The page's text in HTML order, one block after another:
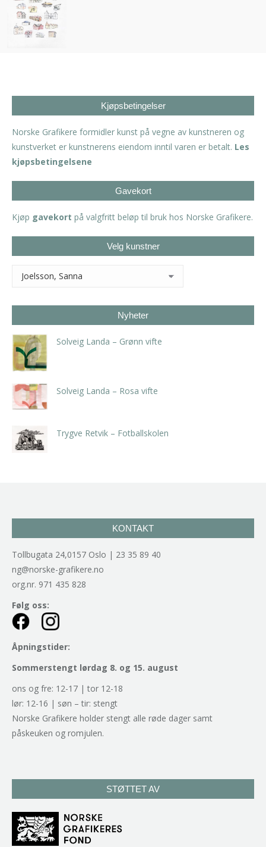
Kjøpsbetingelser
Norske Grafikere formidler kunst på vegne av kunstneren og
kunstverket er kunstnerens eiendom inntil varen er betalt. Les
kjøpsbetingelsene
Gavekort
Kjøp gavekort på valgfritt beløp til bruk hos Norske Grafikere.
Velg kunstner
Nyheter
Solveig Landa – Grønn vifte
Solveig Landa – Rosa vifte
Trygve Retvik – Fotballskolen
KONTAKT
Tollbugata 24,0157 Oslo | 23 35 89 40
ng@norske-grafikere.no
org.nr. 971 435 828
Følg oss:
Åpningstider:
Sommerstengt lørdag 8. og 15. august
ons og fre: 12-17 | tor 12-18
lør: 12-16 | søn – tir: stengt
Norske Grafikere holder stengt alle røde dager samt
påskeuken og romjulen.
STØTTET AV